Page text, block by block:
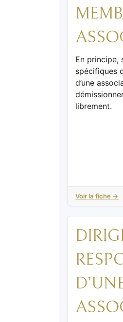
En principe,
spécifiques
d’une
librement.
Voir la fiche →